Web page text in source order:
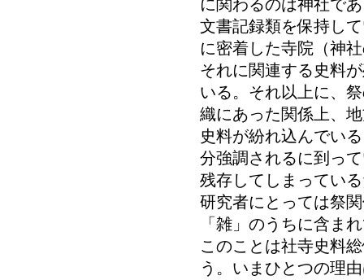
に関わるのは神社で
文書記録類を保持し
に密着した寺院（神
それに関連する史料
いる。それ以上に、
織にあった関係上、
史料が紛れ込んでい
分強調されるに到っ
残存してしまってい
研究者にとっては祭
「雑」のうちに含ま
このことは社寺史料
う。いまひとつの理